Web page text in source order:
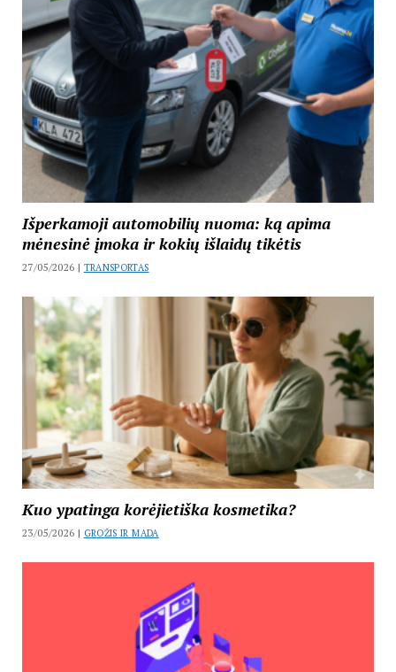
Išperkamoji automobilių nuoma: ką apima
mėnesinė įmoka ir kokių išlaidų tikėtis
27/05/2026 | TRANSPORTAS
Kuo ypatinga korėjietiška kosmetika?
23/05/2026 | GROŽIS IR MADA